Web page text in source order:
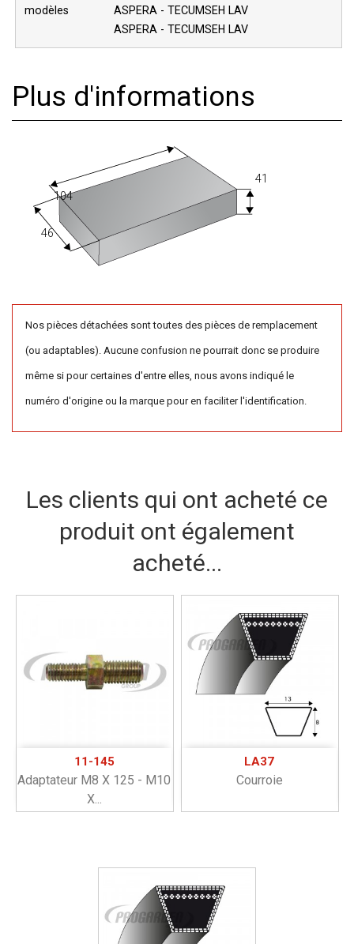
modèles
ASPERA - TECUMSEH LAV
ASPERA - TECUMSEH LAV
Plus d'informations
46
104
41
Nos pièces détachées sont toutes des pièces de remplacement
(ou adaptables). Aucune confusion ne pourrait donc se produire
même si pour certaines d'entre elles, nous avons indiqué le
numéro d'origine ou la marque pour en faciliter l'identification.
Les clients qui ont acheté ce
produit ont également
acheté...
11-145
Adaptateur M8 X 125 - M10
X...
LA37
Courroie